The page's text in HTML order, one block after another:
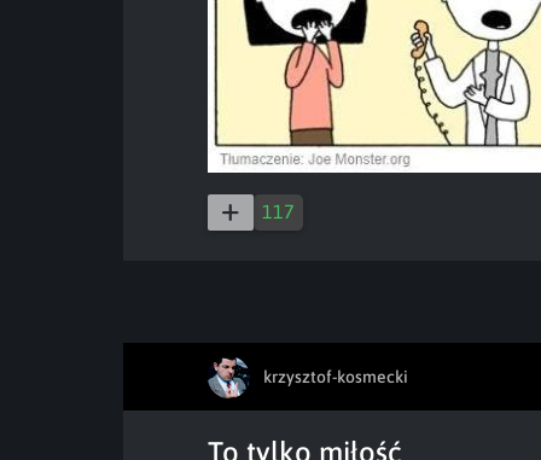
117
krzysztof-kosmecki
To tylko miłość